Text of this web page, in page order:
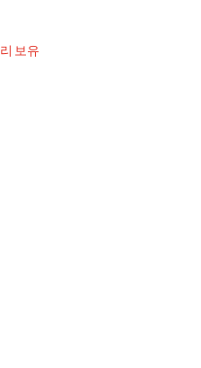
보유